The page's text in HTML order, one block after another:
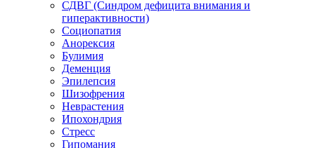
СДВГ (Синдром дефицита внимания и
гиперактивности)
Социопатия
Анорексия
Булимия
Деменция
Эпилепсия
Шизофрения
Неврастения
Ипохондрия
Стресс
Гипомания